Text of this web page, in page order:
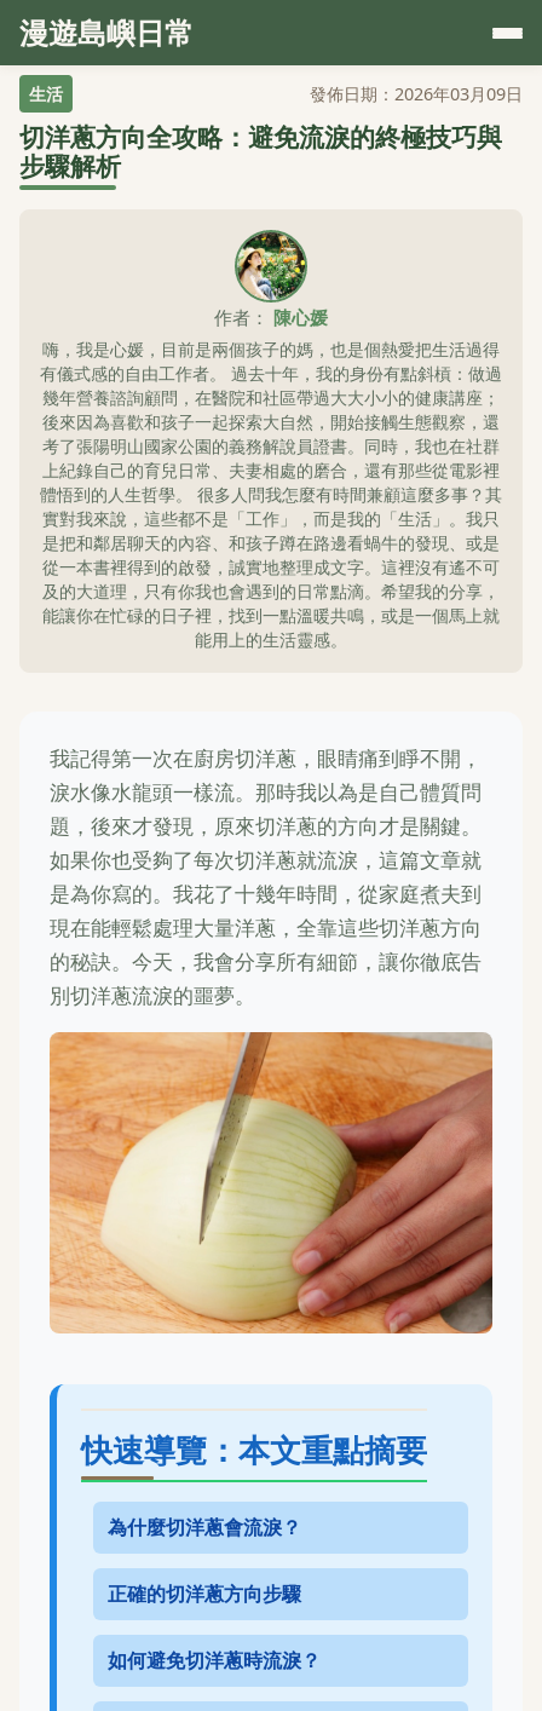
漫遊島嶼日常
生活 發佈日期：2026年03月09日
切洋蔥方向全攻略：避免流淚的終極技巧與
步驟解析
作者： 陳心媛
嗨，我是心媛，目前是兩個孩子的媽，也是個熱愛把生活過得
有儀式感的自由工作者。 過去十年，我的身份有點斜槓：做過
幾年營養諮詢顧問，在醫院和社區帶過大大小小的健康講座；
後來因為喜歡和孩子一起探索大自然，開始接觸生態觀察，還
考了張陽明山國家公園的義務解說員證書。同時，我也在社群
上紀錄自己的育兒日常、夫妻相處的磨合，還有那些從電影裡
體悟到的人生哲學。 很多人問我怎麼有時間兼顧這麼多事？其
實對我來說，這些都不是「工作」，而是我的「生活」。我只
是把和鄰居聊天的內容、和孩子蹲在路邊看蝸牛的發現、或是
從一本書裡得到的啟發，誠實地整理成文字。這裡沒有遙不可
及的大道理，只有你我也會遇到的日常點滴。希望我的分享，
能讓你在忙碌的日子裡，找到一點溫暖共鳴，或是一個馬上就
能用上的生活靈感。
我記得第一次在廚房切洋蔥，眼睛痛到睜不開，
淚水像水龍頭一樣流。那時我以為是自己體質問
題，後來才發現，原來切洋蔥的方向才是關鍵。
如果你也受夠了每次切洋蔥就流淚，這篇文章就
是為你寫的。我花了十幾年時間，從家庭煮夫到
現在能輕鬆處理大量洋蔥，全靠這些切洋蔥方向
的秘訣。今天，我會分享所有細節，讓你徹底告
別切洋蔥流淚的噩夢。
快速導覽：本文重點摘要
為什麼切洋蔥會流淚？
正確的切洋蔥方向步驟
如何避免切洋蔥時流淚？